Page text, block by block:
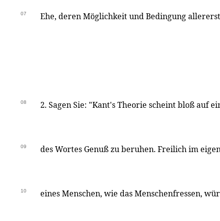
07 Ehe, deren Möglichkeit und Bedingung
08 2. Sagen Sie: "Kant's Theorie scheint bloß auf
09 des Wortes Genuß zu beruhen. Freilich im
10 eines Menschen, wie das Menschenfressen,